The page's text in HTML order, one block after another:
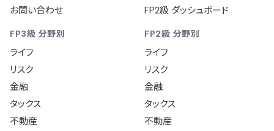
お問い合わせ
FP2級 ダッシュボード
FP3級 分野別
ライフ
リスク
金融
タックス
不動産
FP2級 分野別
ライフ
リスク
金融
タックス
不動産